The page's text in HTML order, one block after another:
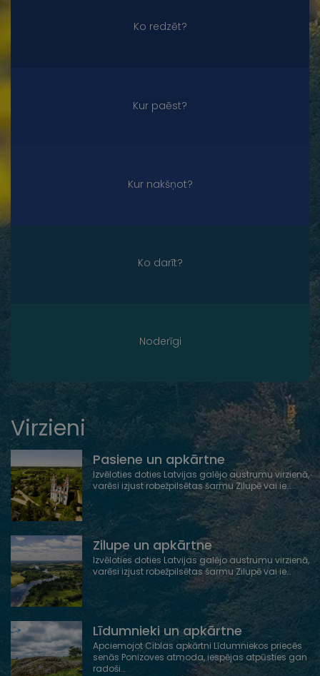
Ko redzēt?
Kur paēst?
Kur nakšņot?
Ko darīt?
Noderīgi
Virzieni
Pasiene un apkārtne
Izvēloties doties Latvijas galējo austrumu virzienā,
varēsi izjust robežpilsētas šarmu Zilupē vai ie…
Zilupe un apkārtne
Izvēloties doties Latvijas galējo austrumu virzienā,
varēsi izjust robežpilsētas šarmu Zilupē vai ie…
Līdumnieki un apkārtne
Apciemojot Ciblas apkārtni Līdumniekos priecēs
senās Ponizoves atmoda, iespējas atpūsties gan
radoši…